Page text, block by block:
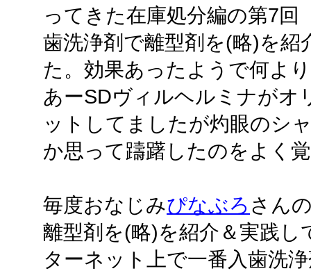
ってきた在庫処分編の第7回
歯洗浄剤で離型剤を(略)を
た。効果あったようで何よ
あーSDヴィルヘルミナがオ
ットしてましたが灼眼のシ
か思って躊躇したのをよく
毎度おなじみぴなぶろ さん
離型剤を(略)を紹介＆実践
ターネット上で一番入歯洗